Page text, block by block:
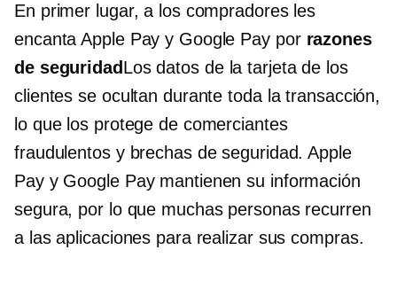
En primer lugar, a los compradores les
encanta Apple Pay y Google Pay por razones
de seguridadLos datos de la tarjeta de los
clientes se ocultan durante toda la transacción,
lo que los protege de comerciantes
fraudulentos y brechas de seguridad. Apple
Pay y Google Pay mantienen su información
segura, por lo que muchas personas recurren
a las aplicaciones para realizar sus compras.